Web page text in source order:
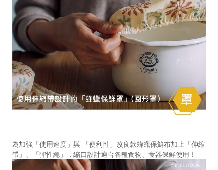
為加強「使用速度」與 「便利性」改良款蜂蠟保鮮布加上「伸縮
帶」、「彈性繩」，縮口設計適合各種食物、食器保鮮使用！